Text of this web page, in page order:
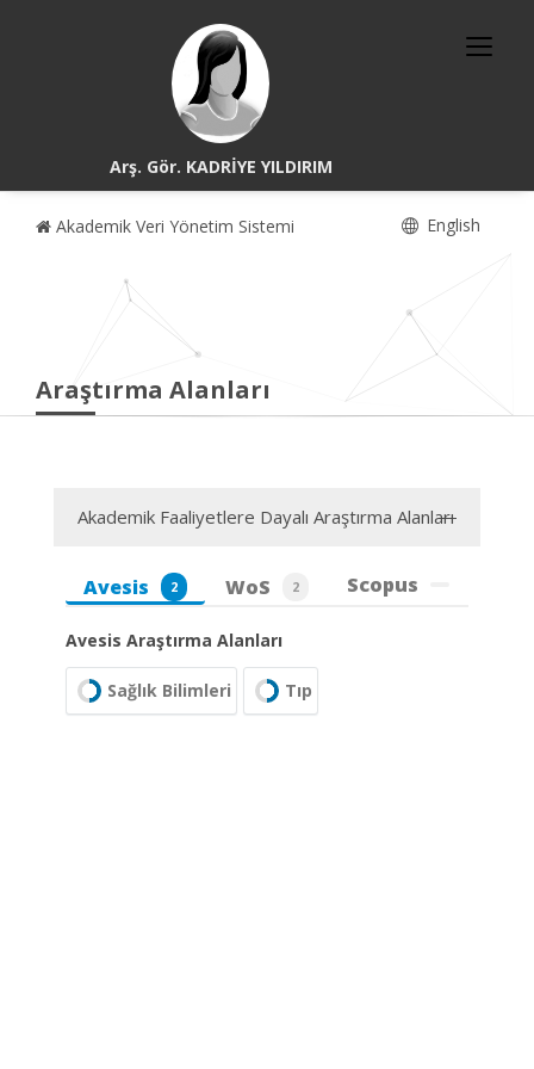
Arş. Gör. KADRİYE YILDIRIM
Akademik Veri Yönetim Sistemi English
Araştırma Alanları
Akademik Faaliyetlere Dayalı Araştırma Alanları
Avesis 2 WoS 2 Scopus
Avesis Araştırma Alanları
Sağlık Bilimleri Tıp